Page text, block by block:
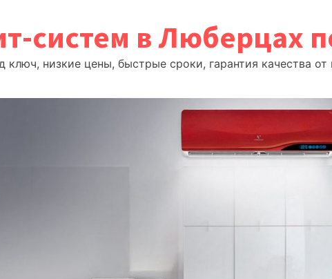
систем в Люберцах
низкие цены, быстрые сроки, гарантия качества